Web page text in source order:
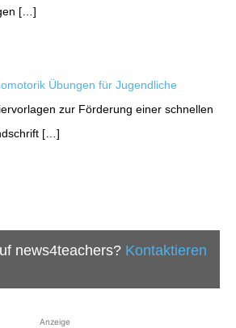
[…]
Übungen für Jugendliche
zur Förderung einer schnellen
[…]
news4teachers? Kontaktieren
Anzeige